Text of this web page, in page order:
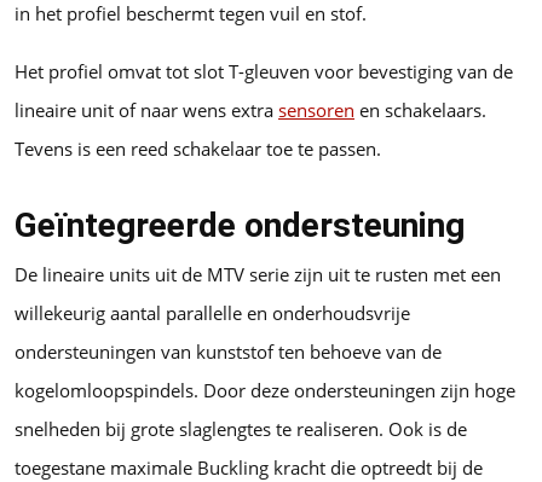
in het profiel beschermt tegen vuil en stof.
Het profiel omvat tot slot T-gleuven voor bevestiging van de
lineaire unit of naar wens extra sensoren en schakelaars.
Tevens is een reed schakelaar toe te passen.
Geïntegreerde ondersteuning
De lineaire units uit de MTV serie zijn uit te rusten met een
willekeurig aantal parallelle en onderhoudsvrije
ondersteuningen van kunststof ten behoeve van de
kogelomloopspindels. Door deze ondersteuningen zijn hoge
snelheden bij grote slaglengtes te realiseren. Ook is de
toegestane maximale Buckling kracht die optreedt bij de